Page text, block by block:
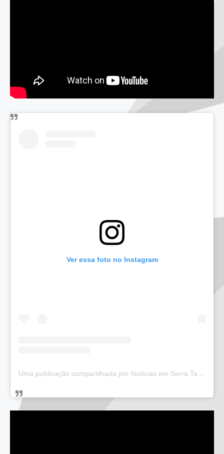
Ver essa foto no Instagram
Uma publicação compartilhada por Notícias em Serra Talhada (@bloglucianarego)